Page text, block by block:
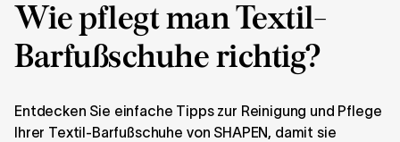
Wie pflegt man Textil-
Barfußschuhe richtig?
Entdecken Sie einfache Tipps zur Reinigung und Pflege
Ihrer Textil-Barfußschuhe von SHAPEN, damit sie